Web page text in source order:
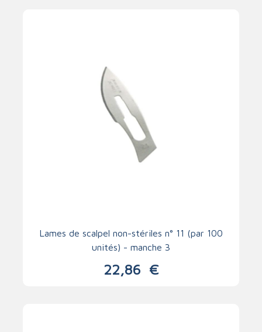
Lames de scalpel non-stériles n° 11 (par 100
unités) - manche 3
22,86 €